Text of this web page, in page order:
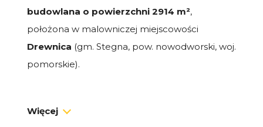
budowlana o powierzchni 2914 m²,
położona w malowniczej miejscowości
Drewnica (gm. Stegna, pow. nowodworski, woj.
pomorskie).
dostępem do mediów:
Więcej